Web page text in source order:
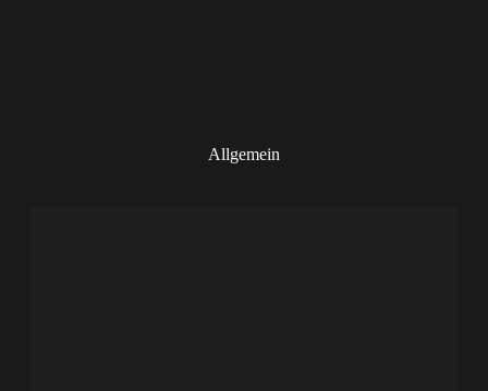
Allgemein